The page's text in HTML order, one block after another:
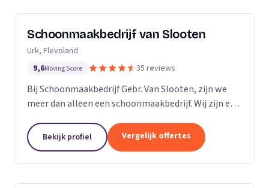
Schoonmaakbedrijf van Slooten
Urk, Flevoland
9,6Moving Score 35 reviews
Bij Schoonmaakbedrijf Gebr. Van Slooten, zijn we
meer dan alleen een schoonmaakbedrijf. Wij zijn een
om uw omgeving schoon, fris en gastvrij te...
Bekijk profiel Vergelijk offertes